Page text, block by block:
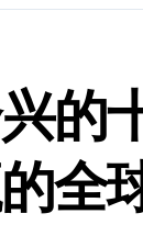
大崩盘：裁员
创始人辞
U盘，容量却碾
叠、性能翻倍 三
的
全